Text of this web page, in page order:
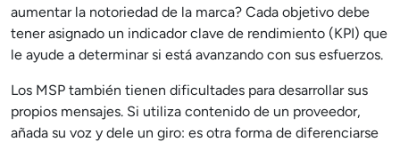
aumentar la notoriedad de la marca? Cada objetivo debe
tener asignado un indicador clave de rendimiento (KPI) que
le ayude a determinar si está avanzando con sus esfuerzos.
Los MSP también tienen dificultades para desarrollar sus
propios mensajes. Si utiliza contenido de un proveedor,
añada su voz y dele un giro: es otra forma de diferenciarse